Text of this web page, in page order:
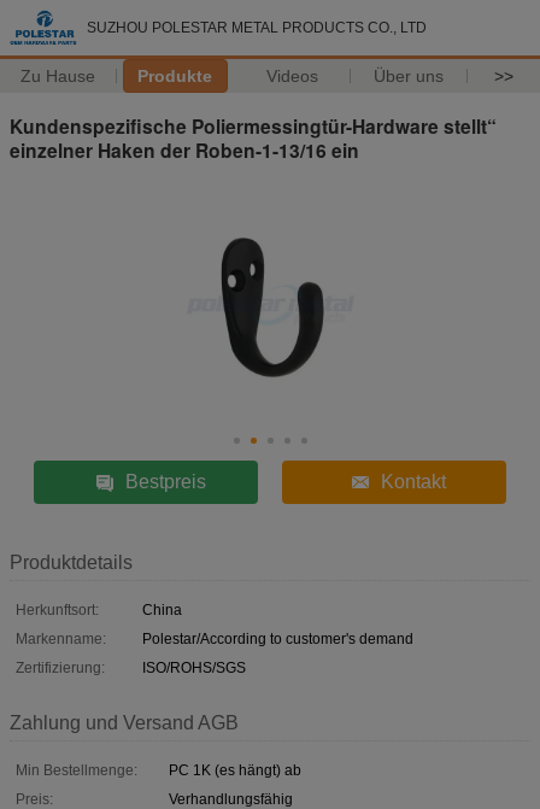
SUZHOU POLESTAR METAL PRODUCTS CO., LTD
Zu Hause Produkte Videos Über uns >>
Kundenspezifische Poliermessingtür-Hardware stellt“
einzelner Haken der Roben-1-13/16 ein
Bestpreis Kontakt
Produktdetails
Herkunftsort:
China
Markenname:
Polestar/According to customer's demand
Zertifizierung:
ISO/ROHS/SGS
Zahlung und Versand AGB
Min Bestellmenge:
PC 1K (es hängt) ab
Preis:
Verhandlungsfähig